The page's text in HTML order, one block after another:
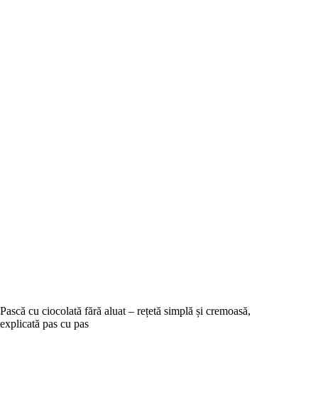
Pască cu ciocolată fără aluat – rețetă simplă și cremoasă,
explicată pas cu pas